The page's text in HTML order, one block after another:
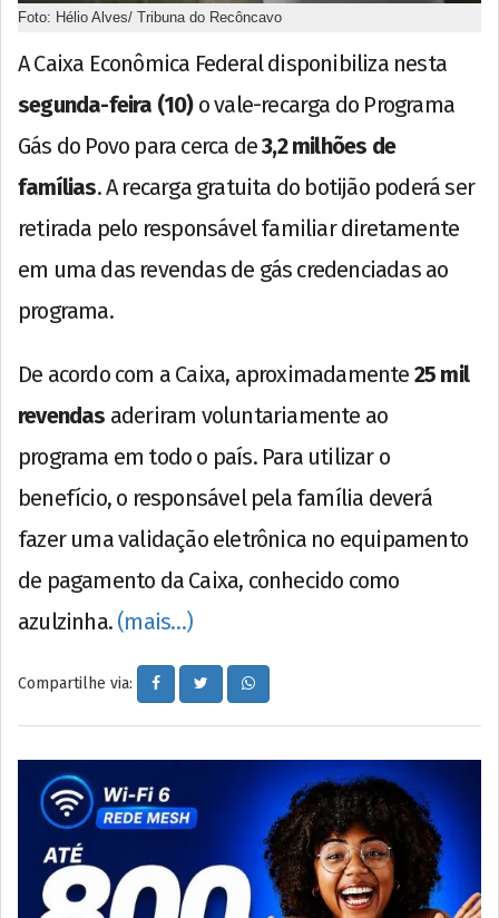
Foto: Hélio Alves/ Tribuna do Recôncavo
A Caixa Econômica Federal disponibiliza nesta
segunda-feira (10)o vale-recarga do Programa
Gás do Povo para cerca de3,2 milhões de
famílias. A recarga gratuita do botijão poderá ser
retirada pelo responsável familiar diretamente
em uma das revendas de gás credenciadas ao
programa.
De acordo com a Caixa, aproximadamente 25 mil
revendas aderiram voluntariamente ao
programa em todo o país. Para utilizar o
benefício, o responsável pela família deverá
fazer uma validação eletrônica no equipamento
de pagamento da Caixa, conhecido como
azulzinha. (mais…)
Compartilhe via: